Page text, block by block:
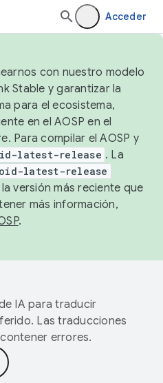
Acceder
con nuestro modelo
Stable y garantizar la
para el ecosistema,
en el AOSP en el
Para compilar el AOSP y
latest-release . La
latest-release
versión más reciente que
más información,
.
IA para traducir
Las traducciones
errores.